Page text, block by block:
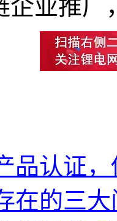
企业推广
品认证
在的三大